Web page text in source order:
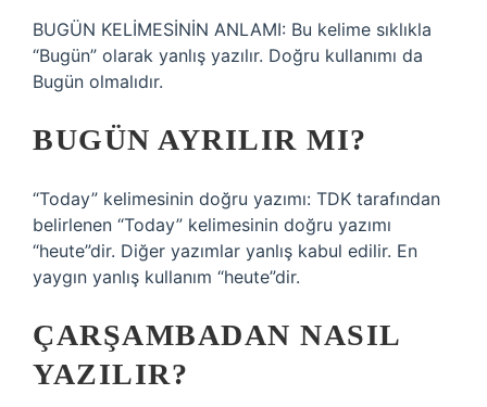
BUGÜN KELİMESİNİN ANLAMI: Bu kelime sıklıkla
“Bugün” olarak yanlış yazılır. Doğru kullanımı da
Bugün olmalıdır.
BUGÜN AYRILIR MI?
“Today” kelimesinin doğru yazımı: TDK tarafından
belirlenen “Today” kelimesinin doğru yazımı
“heute”dir. Diğer yazımlar yanlış kabul edilir. En
yaygın yanlış kullanım “heute”dir.
ÇARŞAMBADAN NASIL
YAZILIR?